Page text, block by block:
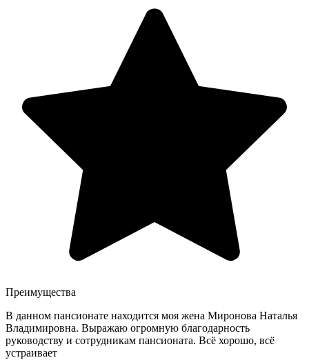
Преимущества
В данном пансионате находится моя жена Миронова Наталья
Владимировна. Выражаю огромную благодарность
руководству и сотрудникам пансионата. Всё хорошо, всё
устраивает